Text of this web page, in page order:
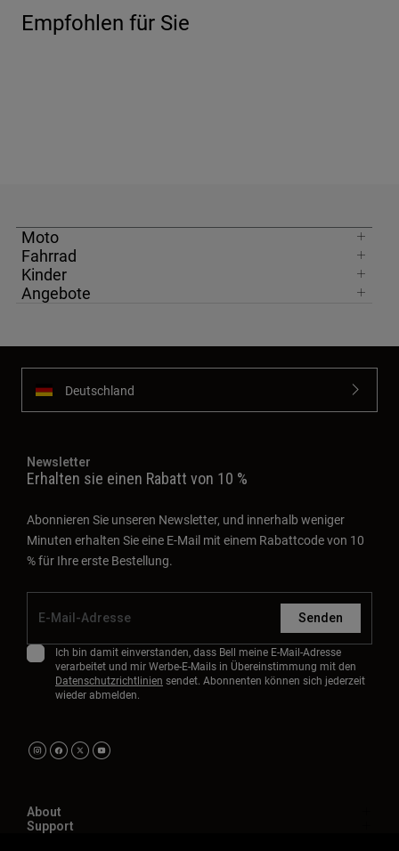
Empfohlen für Sie
Moto
Fahrrad
Kinder
Angebote
Deutschland
Newsletter
Erhalten sie einen Rabatt von 10 %
Abonnieren Sie unseren Newsletter, und innerhalb weniger
Minuten erhalten Sie eine E-Mail mit einem Rabattcode von 10
% für Ihre erste Bestellung.
Senden
Ich bin damit einverstanden, dass Bell meine E-Mail-Adresse
verarbeitet und mir Werbe-E-Mails in Übereinstimmung mit den
Datenschutzrichtlinien sendet. Abonnenten können sich jederzeit
wieder abmelden.
About
Support